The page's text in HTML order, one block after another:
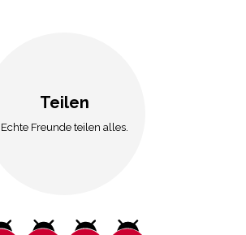
Teilen
Echte Freunde teilen alles.